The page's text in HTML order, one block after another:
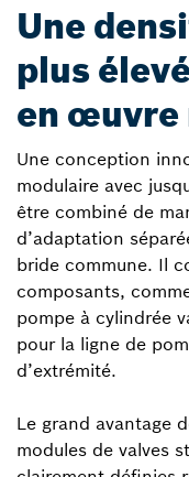
Une
plus
en œuvre
Une conception
modulaire avec
être combiné de
d’adaptation
bride commune. Il
composants,
pompe à cylindrée
pour la ligne de
d’extrémité.
Le grand avantage
modules de valves